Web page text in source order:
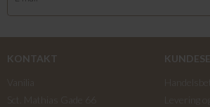
KONTAKT